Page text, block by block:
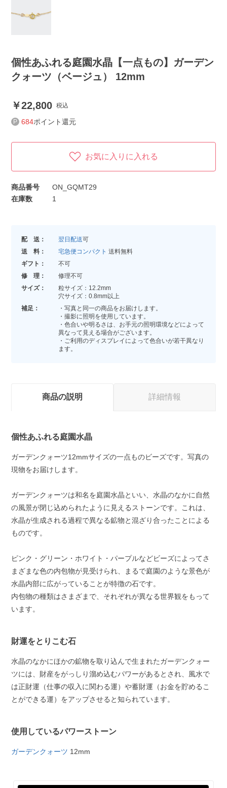
個性あふれる庭園水晶【一点もの】ガーデン
クォーツ（ベージュ） 12mm
22,800 税込
684ポイント還元
お気に入りに入れる
商品番号
ON_GQMT29
在庫数
1
配 送： 翌日配送可
送 料：
宅急便コンパクト 送料無料
ギフト：
不可
修 理：
修理不可
サイズ：
粒サイズ：12.2mm
穴サイズ：0.8mm以上
補足：
・写真と同一の商品をお届けします。
・撮影に照明を使用しています。
・色合いや明るさは、お手元の照明環境などによって
異なって見える場合がございます。
・ご利用のディスプレイによって色合いが若干異なり
ます。
商品の説明 詳細情報
個性あふれる庭園水晶
ガーデンクォーツ12mmサイズの一点ものビーズです。写真の
現物をお届けします。
ガーデンクォーツは和名を庭園水晶といい、水晶のなかに自然
の風景が閉じ込められたように見えるストーンです。これは、
水晶が生成される過程で異なる鉱物と混ざり合ったことによる
ものです。
ピンク・グリーン・ホワイト・パープルなどビーズによってさ
まざまな色の内包物が見受けられ、まるで庭園のような景色が
水晶内部に広がっていることが特徴の石です。
内包物の種類はさまざまで、それぞれが異なる世界観をもって
います。
財運をとりこむ石
水晶のなかにほかの鉱物を取り込んで生まれたガーデンクォー
ツには、財産をがっしり溜め込むパワーがあるとされ、風水で
は正財運（仕事の収入に関わる運）や蓄財運（お金を貯めるこ
とができる運）をアップさせると知られています。
使用しているパワーストーン
ガーデンクォーツ 12mm